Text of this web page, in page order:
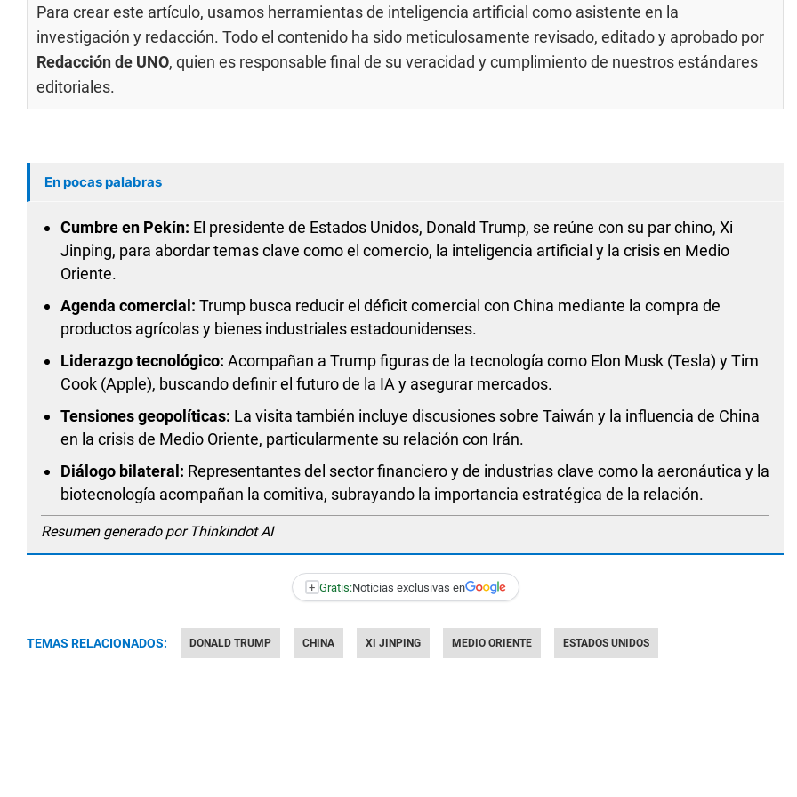
Para crear este artículo, usamos herramientas de inteligencia artificial como asistente en la
investigación y redacción. Todo el contenido ha sido meticulosamente revisado, editado y aprobado por
Redacción de UNO, quien es responsable final de su veracidad y cumplimiento de nuestrosestándares
editoriales.
En pocas palabras
Cumbre en Pekín: El presidente de Estados Unidos, Donald Trump, se reúne con su par chino, Xi
Jinping, para abordar temas clave como el comercio, la inteligencia artificial y la crisis en Medio
Oriente.
Agenda comercial: Trump busca reducir el déficit comercial con China mediante la compra de
productos agrícolas y bienes industriales estadounidenses.
Liderazgo tecnológico: Acompañan a Trump figuras de la tecnología como Elon Musk (Tesla) y Tim
Cook (Apple), buscando definir el futuro de la IA y asegurar mercados.
Tensiones geopolíticas: La visita también incluye discusiones sobre Taiwán y la influencia de China
en la crisis de Medio Oriente, particularmente su relación con Irán.
Diálogo bilateral: Representantes del sector financiero y de industrias clave como la aeronáutica y la
biotecnología acompañan la comitiva, subrayando la importancia estratégica de la relación.
Resumen generado por Thinkindot AI
+ Gratis:Noticias exclusivas en
TEMAS RELACIONADOS: DONALD TRUMP CHINA XI JINPING MEDIO ORIENTE ESTADOS UNIDOS